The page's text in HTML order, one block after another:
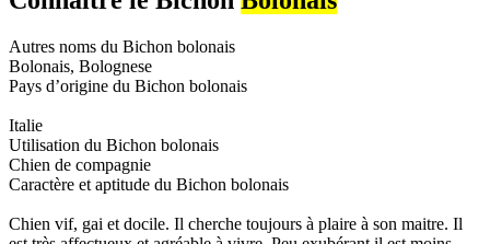
Autres noms du Bichon bolonais
Bolonais, Bolognese
Pays d’origine du Bichon bolonais
Italie
Utilisation du Bichon bolonais
Chien de compagnie
Caractère et aptitude du Bichon bolonais
Chien vif, gai et docile. Il cherche toujours à plaire à son maitre. Il